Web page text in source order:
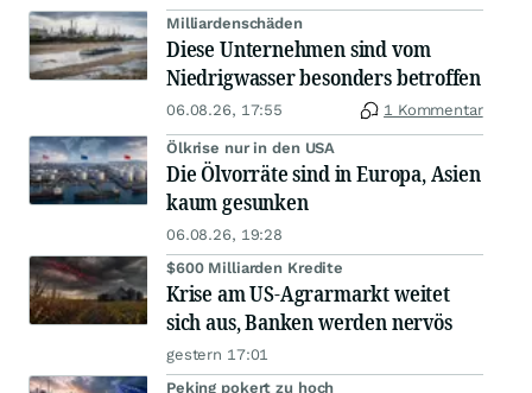
Milliardenschäden
Diese Unternehmen sind vom
Niedrigwasser besonders betroffen
06.08.26, 17:55 1 Kommentar
Ölkrise nur in den USA
Die Ölvorräte sind in Europa, Asien
kaum gesunken
06.08.26, 19:28
$600 Milliarden Kredite
Krise am US-Agrarmarkt weitet
sich aus, Banken werden nervös
gestern 17:01
Peking pokert zu hoch